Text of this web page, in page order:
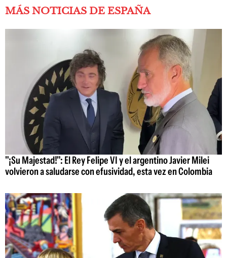
MÁS NOTICIAS DE ESPAÑA
"¡Su Majestad!": El Rey Felipe VI y el argentino Javier Milei
volvieron a saludarse con efusividad, esta vez en Colombia